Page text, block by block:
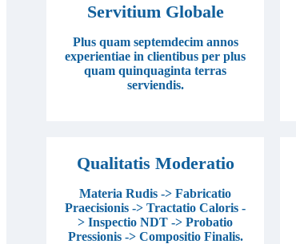
Servitium Globale
Plus quam septemdecim annos
experientiae in clientibus per plus
quam quinquaginta terras
serviendis.
Qualitatis Moderatio
Materia Rudis -> Fabricatio
Praecisionis -> Tractatio Caloris -
> Inspectio NDT -> Probatio
Pressionis -> Compositio Finalis.